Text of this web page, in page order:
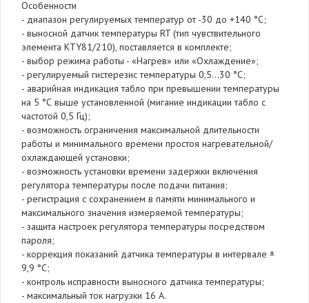
Особенности
- диапазон регулируемых температур от -30 до +140 °С;
- выносной датчик температуры RT (тип чувствительного
элемента KTY81/210), поставляется в комплекте;
- выбор режима работы - «Нагрев» или «Охлаждение»;
- регулируемый гистерезис температуры 0,5…30 °С;
- аварийная индикация табло при превышении температуры
на 5 °С выше установленной (мигание индикации табло с
частотой 0,5 Гц);
- возможность ограничения максимальной длительности
работы и минимального времени простоя нагревательной/
охлаждающей установки;
- возможность установки времени задержки включения
регулятора температуры после подачи питания;
- регистрация с сохранением в памяти минимального и
максимального значения измеряемой температуры;
- защита настроек регулятора температуры посредством
пароля;
- коррекция показаний датчика температуры в интервале ±
9,9 °С;
- контроль исправности выносного датчика температуры;
- максимальный ток нагрузки 16 А.